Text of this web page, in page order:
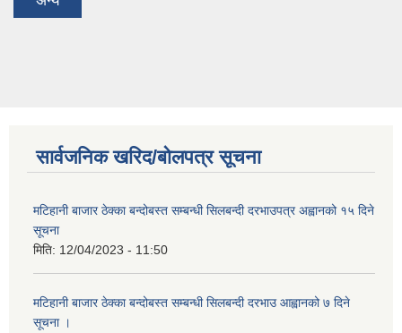
सार्वजनिक खरिद/बोलपत्र सूचना
मटिहानी बाजार ठेक्का बन्दोबस्त सम्बन्धी सिलबन्दी दरभाउपत्र अह्वानको १५ दिने
सूचना
मिति: 12/04/2023 - 11:50
मटिहानी बाजार ठेक्का बन्दोबस्त सम्बन्धी सिलबन्दी दरभाउ आह्वानको ७ दिने
सूचना ।